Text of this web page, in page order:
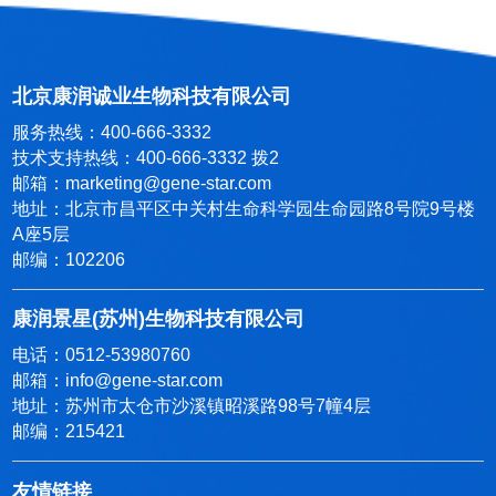
北京康润诚业生物科技有限公司
服务热线：400-666-3332
技术支持热线：400-666-3332 拨2
邮箱：marketing@gene-star.com
地址：北京市昌平区中关村生命科学园生命园路8号院9号楼
A座5层
邮编：102206
康润景星(苏州)生物科技有限公司
电话：0512-53980760
邮箱：info@gene-star.com
地址：苏州市太仓市沙溪镇昭溪路98号7幢4层
邮编：215421
友情链接